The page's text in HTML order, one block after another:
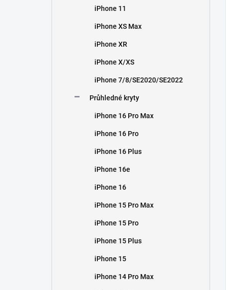
iPhone 11
iPhone XS Max
iPhone XR
iPhone X/XS
iPhone 7/8/SE2020/SE2022
Průhledné kryty
iPhone 16 Pro Max
iPhone 16 Pro
iPhone 16 Plus
iPhone 16e
iPhone 16
iPhone 15 Pro Max
iPhone 15 Pro
iPhone 15 Plus
iPhone 15
iPhone 14 Pro Max